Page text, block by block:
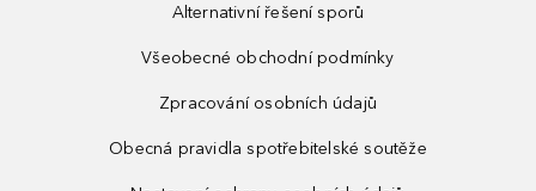
Alternativní řešení sporů
Všeobecné obchodní podmínky
Zpracování osobních údajů
Obecná pravidla spotřebitelské soutěže